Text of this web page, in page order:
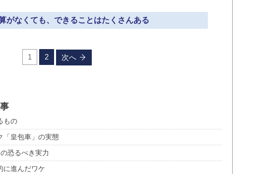
がなくても、できることはたくさんある
1 2 次へ
もの
「皇包車」の実態
恐るべき実力
に進んだワケ